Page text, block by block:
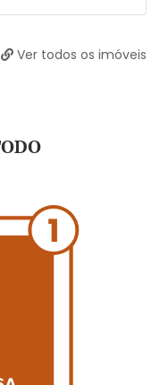
Ver todos os imóveis